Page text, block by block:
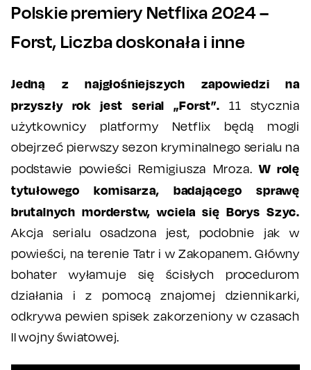
Polskie premiery Netflixa 2024 –
Forst, Liczba doskonała i inne
Jedną z najgłośniejszych zapowiedzi na
przyszły rok jest serial „Forst”. 11 stycznia
użytkownicy platformy Netflix będą mogli
obejrzeć pierwszy sezon kryminalnego serialu na
podstawie powieści Remigiusza Mroza.W rolę
tytułowego komisarza, badającego sprawę
brutalnych morderstw, wciela się Borys Szyc.
Akcja serialu osadzona jest, podobnie jak w
powieści, na terenie Tatr i w Zakopanem. Główny
bohater wyłamuje się ścisłych procedurom
działania i z pomocą znajomej dziennikarki,
odkrywa pewien spisek zakorzeniony w czasach
II wojny światowej.